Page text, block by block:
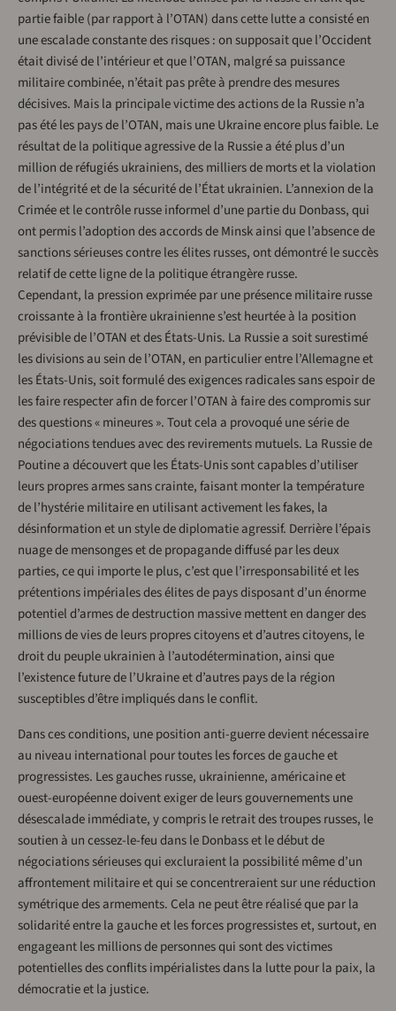
partie faible (par rapport à l’OTAN) dans cette lutte a consisté en
une escalade constante des risques : on supposait que l’Occident
était divisé de l’intérieur et que l’OTAN, malgré sa puissance
militaire combinée, n’était pas prête à prendre des mesures
décisives. Mais la principale victime des actions de la Russie n’a
pas été les pays de l’OTAN, mais une Ukraine encore plus faible. Le
résultat de la politique agressive de la Russie a été plus d’un
million de réfugiés ukrainiens, des milliers de morts et la violation
de l’intégrité et de la sécurité de l’État ukrainien. L’annexion de la
Crimée et le contrôle russe informel d’une partie du Donbass, qui
ont permis l’adoption des accords de Minsk ainsi que l’absence de
sanctions sérieuses contre les élites russes, ont démontré le succès
relatif de cette ligne de la politique étrangère russe.
Cependant, la pression exprimée par une présence militaire russe
croissante à la frontière ukrainienne s’est heurtée à la position
prévisible de l’OTAN et des États-Unis. La Russie a soit surestimé
les divisions au sein de l’OTAN, en particulier entre l’Allemagne et
les États-Unis, soit formulé des exigences radicales sans espoir de
les faire respecter afin de forcer l’OTAN à faire des compromis sur
des questions « mineures ». Tout cela a provoqué une série de
négociations tendues avec des revirements mutuels. La Russie de
Poutine a découvert que les États-Unis sont capables d’utiliser
leurs propres armes sans crainte, faisant monter la température
de l’hystérie militaire en utilisant activement les fakes, la
désinformation et un style de diplomatie agressif. Derrière l’épais
nuage de mensonges et de propagande diffusé par les deux
parties, ce qui importe le plus, c’est que l’irresponsabilité et les
prétentions impériales des élites de pays disposant d’un énorme
potentiel d’armes de destruction massive mettent en danger des
millions de vies de leurs propres citoyens et d’autres citoyens, le
droit du peuple ukrainien à l’autodétermination, ainsi que
l’existence future de l’Ukraine et d’autres pays de la région
susceptibles d’être impliqués dans le conflit.
Dans ces conditions, une position anti-guerre devient nécessaire
au niveau international pour toutes les forces de gauche et
progressistes. Les gauches russe, ukrainienne, américaine et
ouest-européenne doivent exiger de leurs gouvernements une
désescalade immédiate, y compris le retrait des troupes russes, le
soutien à un cessez-le-feu dans le Donbass et le début de
négociations sérieuses qui excluraient la possibilité même d’un
affrontement militaire et qui se concentreraient sur une réduction
symétrique des armements. Cela ne peut être réalisé que par la
solidarité entre la gauche et les forces progressistes et, surtout, en
engageant les millions de personnes qui sont des victimes
potentielles des conflits impérialistes dans la lutte pour la paix, la
démocratie et la justice.